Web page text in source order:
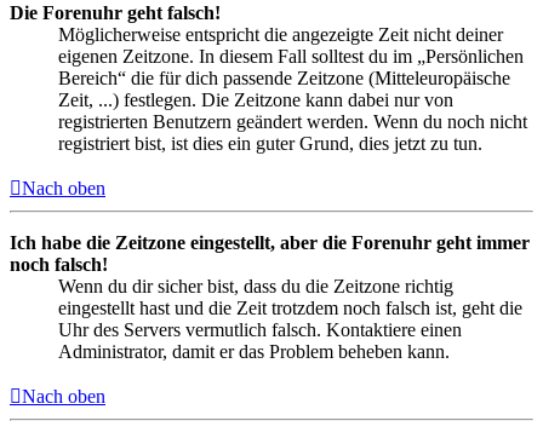
Die Forenuhr geht falsch!
Möglicherweise entspricht die angezeigte Zeit nicht deiner
eigenen Zeitzone. In diesem Fall solltest du im „Persönlichen
Bereich“ die für dich passende Zeitzone (Mitteleuropäische
Zeit, ...) festlegen. Die Zeitzone kann dabei nur von
registrierten Benutzern geändert werden. Wenn du noch nicht
registriert bist, ist dies ein guter Grund, dies jetzt zu tun.
Nach oben
Ich habe die Zeitzone eingestellt, aber die Forenuhr geht immer
noch falsch!
Wenn du dir sicher bist, dass du die Zeitzone richtig
eingestellt hast und die Zeit trotzdem noch falsch ist, geht die
Uhr des Servers vermutlich falsch. Kontaktiere einen
Administrator, damit er das Problem beheben kann.
Nach oben